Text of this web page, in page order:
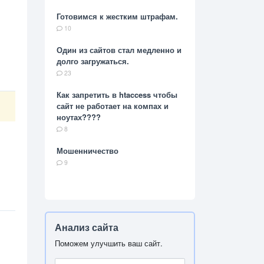
Готовимся к жестким штрафам.
10
Один из сайтов стал медленно и
долго загружаться.
23
Как запретить в htaccess чтобы
сайт не работает на компах и
ноутах????
8
Мошенничество
9
Анализ сайта
Поможем улучшить ваш сайт.